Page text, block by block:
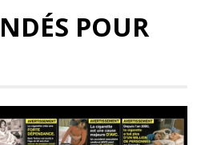
POUR